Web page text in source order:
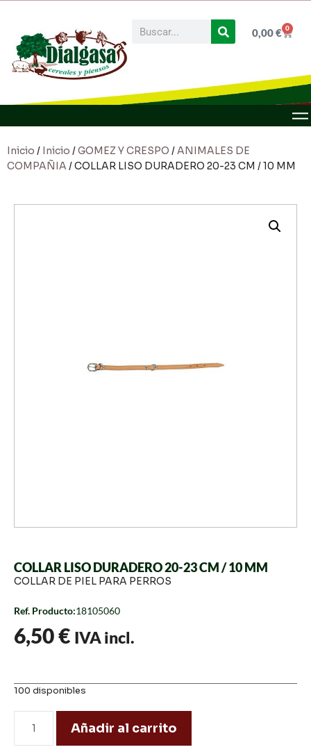
0,00€ 0
Inicio / Inicio /GOMEZ Y CRESPO /ANIMALES DE
COMPAÑIA / COLLAR LISO DURADERO 20-23 CM / 10 MM
COLLAR LISO DURADERO 20-23 CM / 10 MM
COLLAR DE PIEL PARA PERROS
Ref. Producto:18105060
6,50€ IVA incl.
100 disponibles
Añadir al carrito